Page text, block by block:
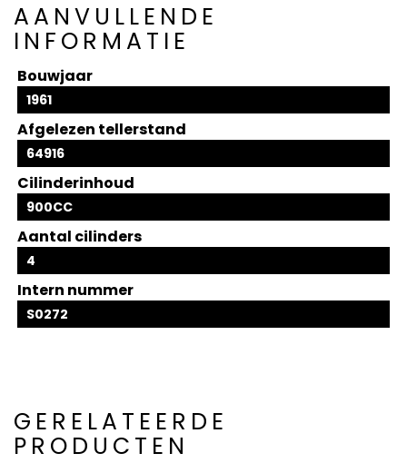
AANVULLENDE
INFORMATIE
Bouwjaar
1961
Afgelezen tellerstand
64916
Cilinderinhoud
900CC
Aantal cilinders
4
Intern nummer
S0272
GERELATEERDE
PRODUCTEN